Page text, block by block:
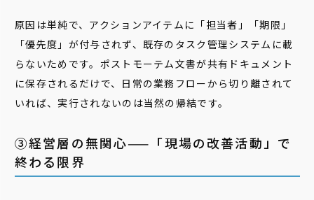
原因は単純で、アクションアイテムに「担当者」「期限」
「優先度」が付与されず、既存のタスク管理システムに載
らないためです。ポストモーテム文書が共有ドキュメント
に保存されるだけで、日常の業務フローから切り離されて
いれば、実行されないのは当然の帰結です。
③経営層の無関心——「現場の改善活動」で
終わる限界